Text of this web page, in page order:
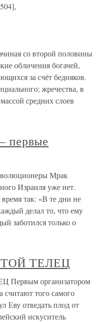
со второй половины
обличения богачей,
за счёт бедняков.
жречества, в
средних слоев
первые
Мрак
Израиля уже нет.
так: «В те дни не
делал то, что ему
заботился только о
ТЕЛЕЦ
организатором
считают того самого
Еву отведать плод от
искуситель